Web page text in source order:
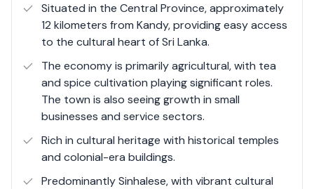
richness and natural beauty. The town is poised for
growth, making it an appealing destination for both
residents and visitors seeking a serene yet connected
lifestyle.
Situated in the Central Province, approximately
12 kilometers from Kandy, providing easy access
to the cultural heart of Sri Lanka.
The economy is primarily agricultural, with tea
and spice cultivation playing significant roles.
The town is also seeing growth in small
businesses and service sectors​.
Rich in cultural heritage with historical temples
and colonial-era buildings.
Predominantly Sinhalese, with vibrant cultural